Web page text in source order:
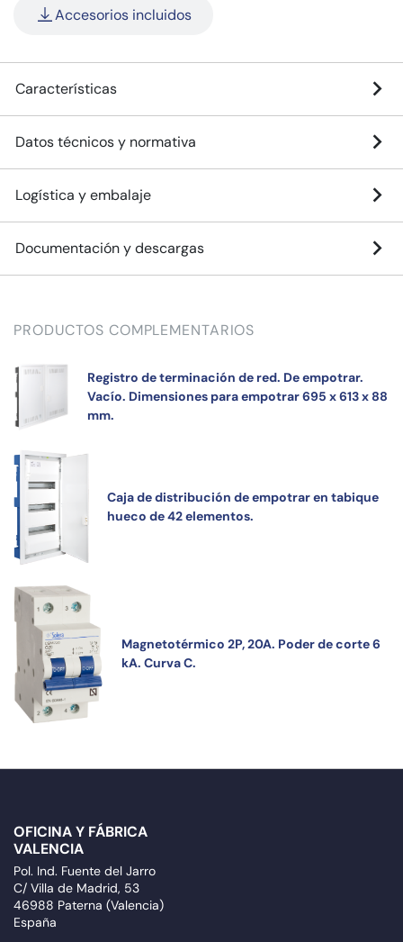
Accesorios incluidos
Características
Datos técnicos y normativa
Logística y embalaje
Documentación y descargas
PRODUCTOS COMPLEMENTARIOS
Registro de terminación de red. De empotrar.
Vacío. Dimensiones para empotrar 695 x 613 x 88
mm.
Caja de distribución de empotrar en tabique
hueco de 42 elementos.
Magnetotérmico 2P, 20A. Poder de corte 6
kA. Curva C.
OFICINA Y FÁBRICA
VALENCIA
Pol. Ind. Fuente del Jarro
C/ Villa de Madrid, 53
46988 Paterna (Valencia)
España